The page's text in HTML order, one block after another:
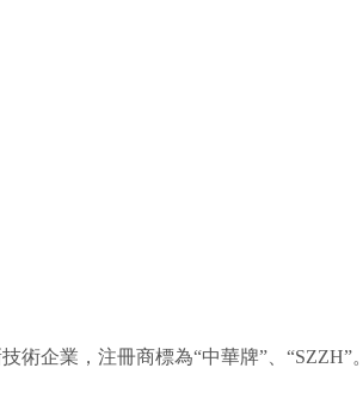
企業，注冊商標為“中華牌”、“SZZH”。